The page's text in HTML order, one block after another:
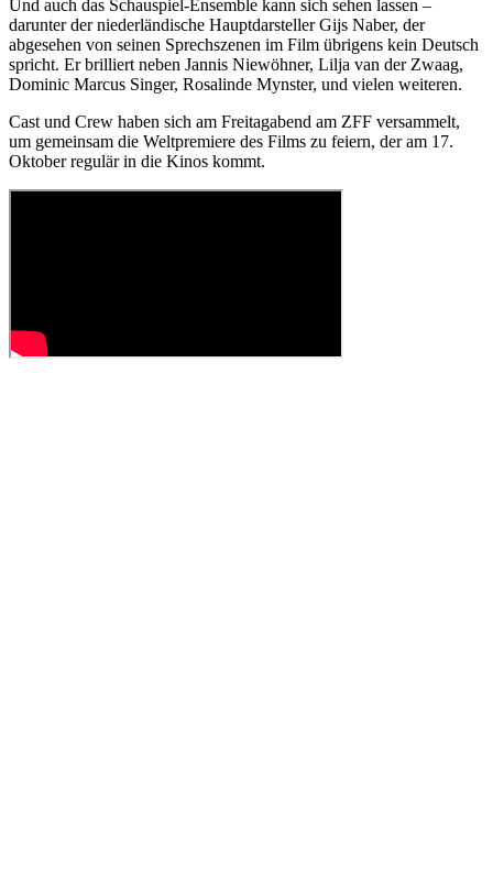
Und auch das Schauspiel-Ensemble kann sich sehen lassen –
darunter der niederländische Hauptdarsteller Gijs Naber, der
abgesehen von seinen Sprechszenen im Film übrigens kein Deutsch
spricht. Er brilliert neben Jannis Niewöhner, Lilja van der Zwaag,
Dominic Marcus Singer, Rosalinde Mynster, und vielen weiteren.
Cast und Crew haben sich am Freitagabend am ZFF versammelt,
um gemeinsam die Weltpremiere des Films zu feiern, der am 17.
Oktober regulär in die Kinos kommt.